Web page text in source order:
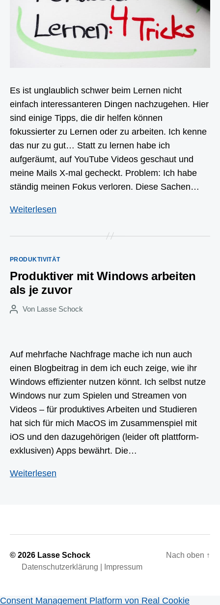
Es ist unglaublich schwer beim Lernen nicht
einfach interessanteren Dingen nachzugehen. Hier
sind einige Tipps, die dir helfen können
fokussierter zu Lernen oder zu arbeiten. Ich kenne
das nur zu gut… Statt zu lernen habe ich
aufgeräumt, auf YouTube Videos geschaut und
meine Mails X-mal gecheckt. Problem: Ich habe
ständig meinen Fokus verloren. Diese Sachen…
Weiterlesen
4
wirst
du
fokussiert
und
Kategorien
PRODUKTIVITÄT
Produktiver mit Windows arbeiten
als je zuvor
Beitragsautor
Von Lasse Schock
Auf mehrfache Nachfrage mache ich nun auch
einen Blogbeitrag in dem ich euch zeige, wie ihr
Windows effizienter nutzen könnt. Ich selbst nutze
Windows nur zum Spielen und Streamen von
Videos – für produktives Arbeiten und Studieren
hat sich für mich MacOS im Zusammenspiel mit
iOS und den dazugehörigen (leider oft plattform-
exklusiven) Apps bewährt. Die…
Weiterlesen
zuvor
© 2026 Lasse Schock
Datenschutzerklärung
Impressum
Nach oben ↑
Consent Management Platform von Real Cookie